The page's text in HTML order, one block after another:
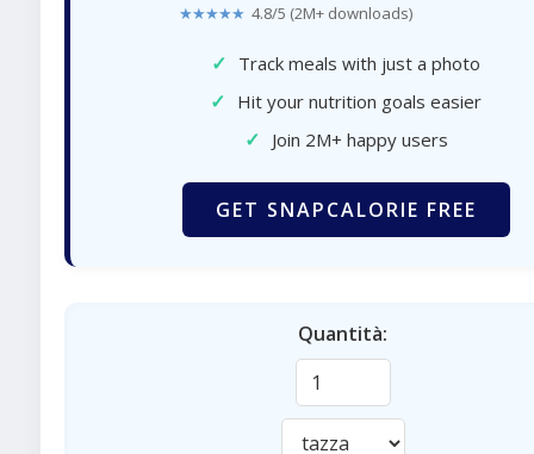
★★★★★ 4.8/5 (2M+ downloads)
✓ Track meals with just a photo
✓ Hit your nutrition goals easier
✓ Join 2M+ happy users
GET SNAPCALORIE FREE
Quantità: